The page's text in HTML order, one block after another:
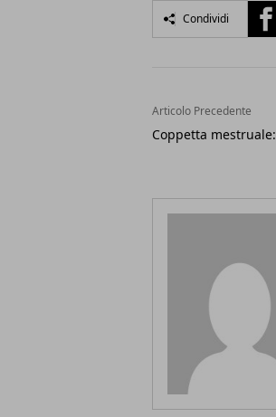
Condividi
Articolo Precedente
Coppetta mestruale: